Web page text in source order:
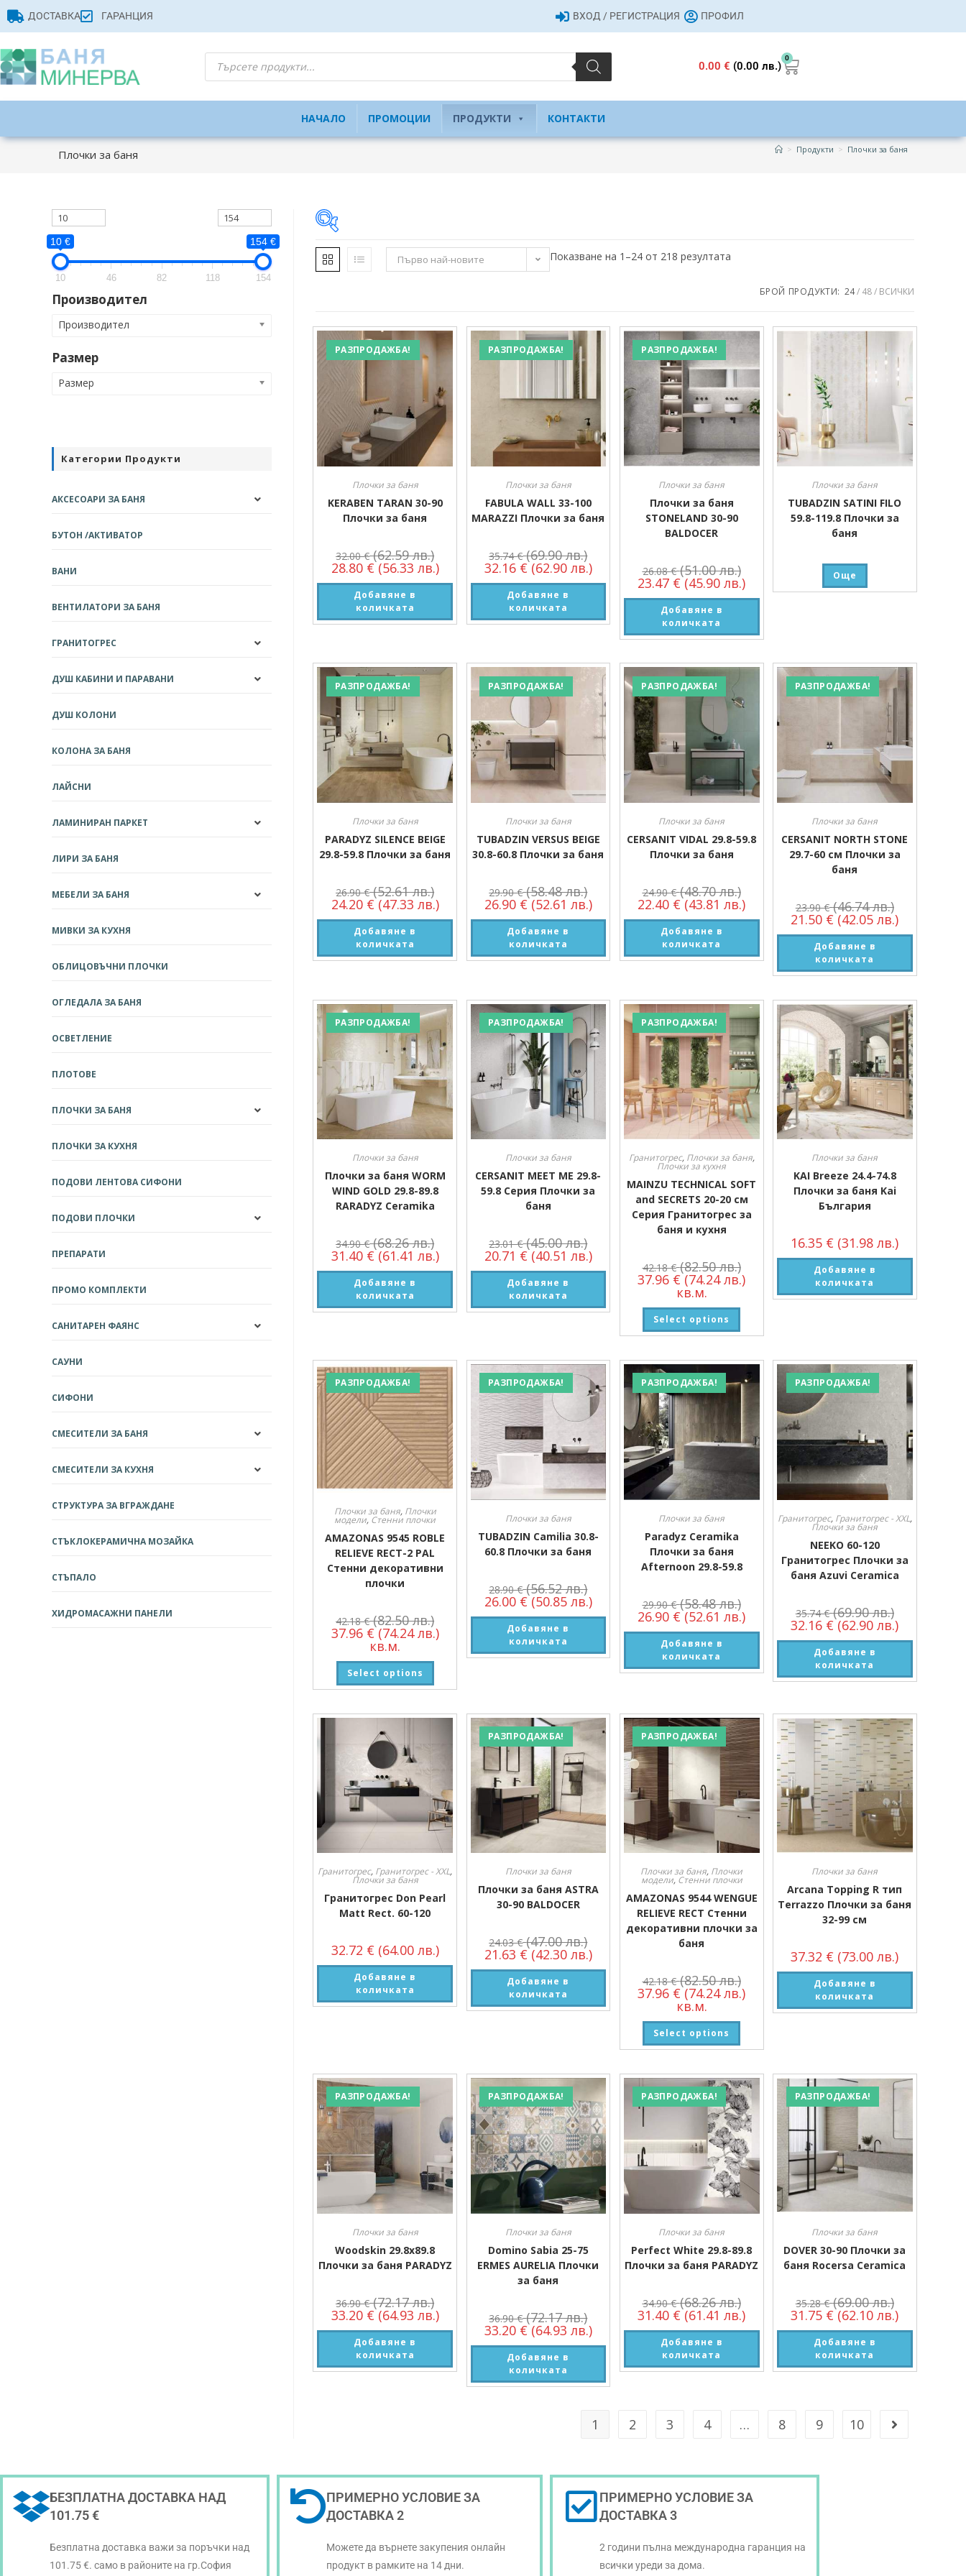
ДОСТАВКА ГАРАНЦИЯ ВХОД / РЕГИСТРАЦИЯ ПРОФИЛ
0.00€ (0.00 лв.)
0
НАЧАЛО ПРОМОЦИИ ПРОДУКТИ КОНТАКТИ
Плочки за баня > Продукти > Плочки за баня
Производител
Производител
Размер
Размер
Първо най-новите Показване на 1–24 от 218 резултата
БРОЙ ПРОДУКТИ: 24 48 ВСИЧКИ
РАЗПРОДАЖБА!
Плочки за баня
KERABEN TARAN 30-90
Плочки за баня
32.00€ (62.59 лв.)
28.80 € (56.33 лв.)
Добавяне в
количката
РАЗПРОДАЖБА!
Плочки за баня
FABULA WALL 33-100
MARAZZI Плочки за баня
35.74€ (69.90 лв.)
32.16 € (62.90 лв.)
Добавяне в
количката
РАЗПРОДАЖБА!
Плочки за баня
Плочки за баня
STONELAND 30-90
BALDOCER
26.08€ (51.00 лв.)
23.47 € (45.90 лв.)
Добавяне в
количката
Плочки за баня
TUBADZIN SATINI FILO
59.8-119.8 Плочки за
баня
Още
РАЗПРОДАЖБА!
Плочки за баня
PARADYZ SILENCE BEIGE
29.8-59.8 Плочки за баня
26.90€ (52.61 лв.)
24.20 € (47.33 лв.)
Добавяне в
количката
РАЗПРОДАЖБА!
Плочки за баня
TUBADZIN VERSUS BEIGE
30.8-60.8 Плочки за баня
29.90€ (58.48 лв.)
26.90 € (52.61 лв.)
Добавяне в
количката
РАЗПРОДАЖБА!
Плочки за баня
CERSANIT VIDAL 29.8-59.8
Плочки за баня
24.90€ (48.70 лв.)
22.40 € (43.81 лв.)
Добавяне в
количката
РАЗПРОДАЖБА!
Плочки за баня
CERSANIT NORTH STONE
29.7-60 см Плочки за
баня
23.90€ (46.74 лв.)
21.50 € (42.05 лв.)
Добавяне в
количката
РАЗПРОДАЖБА!
Плочки за баня
Плочки за баня WORM
WIND GOLD 29.8-89.8
RARADYZ Ceramika
34.90€ (68.26 лв.)
31.40 € (61.41 лв.)
Добавяне в
количката
РАЗПРОДАЖБА!
Плочки за баня
CERSANIT MEET ME 29.8-
59.8 Серия Плочки за
баня
23.01€ (45.00 лв.)
20.71 € (40.51 лв.)
Добавяне в
количката
РАЗПРОДАЖБА!
Гранитогрес, Плочки за баня,
Плочки за кухня
MAINZU TECHNICAL SOFT
and SECRETS 20-20 см
Серия Гранитогрес за
баня и кухня
42.18€ (82.50 лв.)
37.96 € (74.24 лв.)
кв.м.
Select options
Плочки за баня
KAI Breeze 24.4-74.8
Плочки за баня Kai
България
16.35 € (31.98 лв.)
Добавяне в
количката
РАЗПРОДАЖБА!
Плочки за баня, Плочки
модели, Стенни плочки
AMAZONAS 9545 ROBLE
RELIEVE RECT-2 PAL
Стенни декоративни
плочки
42.18€ (82.50 лв.)
37.96 € (74.24 лв.)
кв.м.
Select options
РАЗПРОДАЖБА!
Плочки за баня
TUBADZIN Camilia 30.8-
60.8 Плочки за баня
28.90€ (56.52 лв.)
26.00 € (50.85 лв.)
Добавяне в
количката
РАЗПРОДАЖБА!
Плочки за баня
Paradyz Ceramika
Плочки за баня
Afternoon 29.8-59.8
29.90€ (58.48 лв.)
26.90 € (52.61 лв.)
Добавяне в
количката
РАЗПРОДАЖБА!
Гранитогрес, Гранитогрес - XXL,
Плочки за баня
NEEKO 60-120
Гранитогрес Плочки за
баня Azuvi Ceramica
35.74€ (69.90 лв.)
32.16 € (62.90 лв.)
Добавяне в
количката
Гранитогрес, Гранитогрес - XXL,
Плочки за баня
Гранитогрес Don Pearl
Matt Rect. 60-120
32.72 € (64.00 лв.)
Добавяне в
количката
РАЗПРОДАЖБА!
Плочки за баня
Плочки за баня ASTRA
30-90 BALDOCER
24.03€ (47.00 лв.)
21.63 € (42.30 лв.)
Добавяне в
количката
РАЗПРОДАЖБА!
Плочки за баня, Плочки
модели, Стенни плочки
AMAZONAS 9544 WENGUE
RELIEVE RECT Стенни
декоративни плочки за
баня
42.18€ (82.50 лв.)
37.96 € (74.24 лв.)
кв.м.
Select options
Плочки за баня
Arcana Topping R тип
Terrazzo Плочки за баня
32-99 см
37.32 € (73.00 лв.)
Добавяне в
количката
РАЗПРОДАЖБА!
Плочки за баня
Woodskin 29.8х89.8
Плочки за баня PARADYZ
36.90€ (72.17 лв.)
33.20 € (64.93 лв.)
Добавяне в
количката
РАЗПРОДАЖБА!
Плочки за баня
Domino Sabia 25-75
ERMES AURELIA Плочки
за баня
36.90€ (72.17 лв.)
33.20 € (64.93 лв.)
Добавяне в
количката
РАЗПРОДАЖБА!
Плочки за баня
Perfect White 29.8-89.8
Плочки за баня PARADYZ
34.90€ (68.26 лв.)
31.40 € (61.41 лв.)
Добавяне в
количката
РАЗПРОДАЖБА!
Плочки за баня
DOVER 30-90 Плочки за
баня Rocersa Ceramica
35.28€ (69.00 лв.)
31.75 € (62.10 лв.)
Добавяне в
количката
1 2 3 4 … 8 9 10
10 € 154 €
10 46 82 118 154
Производител
Производител
Размер
Размер
Категории Продукти
АКСЕСОАРИ ЗА БАНЯ
БУТОН /АКТИВАТОР
ВАНИ
ВЕНТИЛАТОРИ ЗА БАНЯ
ГРАНИТОГРЕС
ДУШ КАБИНИ И ПАРАВАНИ
ДУШ КОЛОНИ
КОЛОНА ЗА БАНЯ
ЛАЙСНИ
ЛАМИНИРАН ПАРКЕТ
ЛИРИ ЗА БАНЯ
МЕБЕЛИ ЗА БАНЯ
МИВКИ ЗА КУХНЯ
ОБЛИЦОВЪЧНИ ПЛОЧКИ
ОГЛЕДАЛА ЗА БАНЯ
ОСВЕТЛЕНИЕ
ПЛОТОВЕ
ПЛОЧКИ ЗА БАНЯ
ПЛОЧКИ ЗА КУХНЯ
ПОДОВИ ЛЕНТОВА СИФОНИ
ПОДОВИ ПЛОЧКИ
ПРЕПАРАТИ
ПРОМО КОМПЛЕКТИ
САНИТАРЕН ФАЯНС
САУНИ
СИФОНИ
СМЕСИТЕЛИ ЗА БАНЯ
СМЕСИТЕЛИ ЗА КУХНЯ
СТРУКТУРА ЗА ВГРАЖДАНЕ
СТЪКЛОКЕРАМИЧНА МОЗАЙКА
СТЪПАЛО
ХИДРОМАСАЖНИ ПАНЕЛИ
БЕЗПЛАТНА ДОСТАВКА НАД
101.75 €
Безплатна доставка важи за поръчки над
101.75 €. само в районите на гр.София
ПРИМЕРНО УСЛОВИЕ ЗА
ДОСТАВКА 2
Можете да върнете закупения онлайн
продукт в рамките на 14 дни.
ПРИМЕРНО УСЛОВИЕ ЗА
ДОСТАВКА 3
2 години пълна международна гаранция на
всички уреди за дома.